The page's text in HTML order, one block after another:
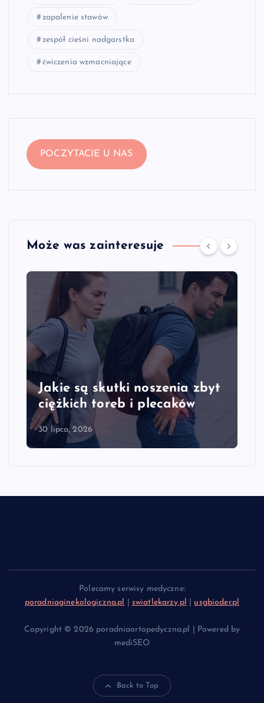
zapalenie stawów
zespół cieśni nadgarstka
ćwiczenia wzmacniające
POCZYTACIE U NAS
Może was zainteresuje
zbyt
Jakie są objawy
kręgosłupa szyjnego
28 lipca, 2026
Polecamy serwisy medyczne:
poradniaginekologiczna.pl
swiatlekarzy.pl usgbioder.pl
Copyright © 2026 poradniaortopedyczna.pl | Powered by
mediSEO
Back to Top